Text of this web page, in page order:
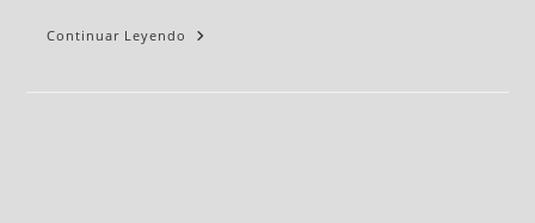
Continuar Leyendo